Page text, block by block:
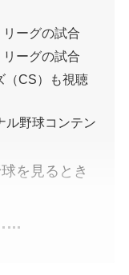
ーグの試合
ーグの試合
（CS）も視聴
ル野球コンテン
を見るとき